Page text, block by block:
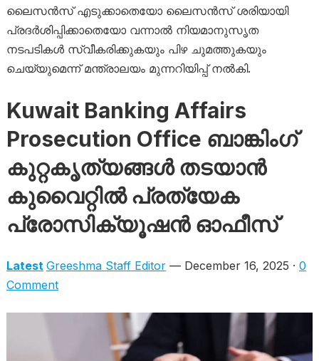
ലൈസൻസ് എടുക്കാതെയോ ലൈസൻസ് ശരിയായി
പ്രദർശിപ്പിക്കാതെയോ വന്നാൽ നിയമാനുസൃത
നടപടികൾ സ്വീകരിക്കുകയും പിഴ ചുമത്തുകയും
ചെയ്യുമെന്ന് മന്ത്രാലയം മുന്നറിയിപ്പ് നൽകി.
Kuwait Banking Affairs
Prosecution Office ബാങ്കിംഗ്
കുറ്റകൃത്യങ്ങൾ തടയാൻ
കുവൈറ്റിൽ പ്രത്യേക
പ്രോസിക്യൂഷൻ ഓഫീസ്
Latest Greeshma Staff Editor— December 16, 2025 · 0
Comment